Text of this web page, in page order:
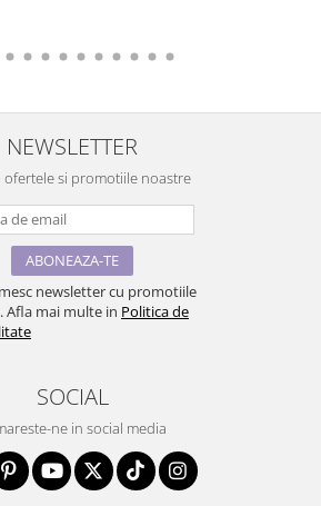
NEWSLETTER
ofertele si promotiile noastre
newsletter cu promotiile
Afla mai multe in Politica de
SOCIAL
ne in social media